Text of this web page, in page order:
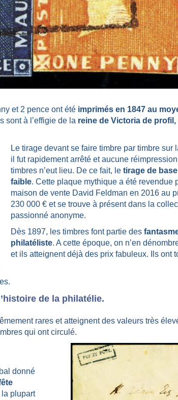
et 2 pence ont été imprimés en 1847 au
sont à l’effigie de la reine de Victoria de profil,
Le tirage devant se faire timbre par timbre sur
il fut rapidement arrêté et aucune
timbres n’eut lieu. De ce fait, le tirage de
faible. Cette plaque mythique a été revendue
maison de vente David Feldman en 2016 au
230 000 € et se trouve à présent dans la
passionné anonyme.
Dès 1897, les timbres font partie des
philatéliste. A cette époque, on n’en
et ils atteignent déjà des prix fabuleux. Ils ont
de la philatélie.
rares et atteignent des valeurs très
qui ont circulé.
donné
plupart